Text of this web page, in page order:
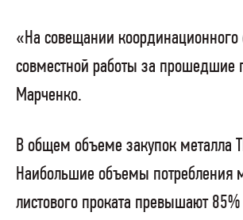
«На совещании координационного
совместной работы за прошедшие
Марченко.
В общем объеме закупок металла
Наибольшие объемы потребления
листового проката превышают